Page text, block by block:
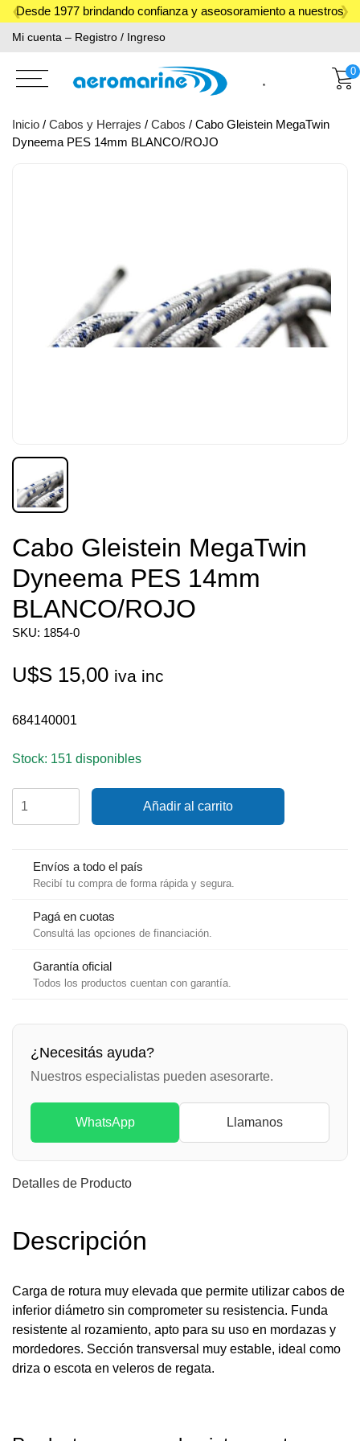
SkipDesde 1977 brindando confianza y aseosoramiento a nuestros
clientes.
Mi cuenta – Registro / Ingreso
0
Inicio / Cabos y Herrajes / Cabos / Cabo Gleistein MegaTwin
Dyneema PES 14mm BLANCO/ROJO
Cabo Gleistein MegaTwin
Dyneema PES 14mm
BLANCO/ROJO
SKU: 1854-0
U$S 15,00 iva inc
684140001
Stock: 151 disponibles
Gleistein
MegaTwin
14mm
cantidad
Añadir al carrito
Envíos a todo el país
Recibí tu compra de forma rápida y segura.
Pagá en cuotas
Consultá las opciones de financiación.
Garantía oficial
Todos los productos cuentan con garantía.
¿Necesitás ayuda?
Nuestros especialistas pueden asesorarte.
WhatsApp Llamanos
Detalles de Producto
Descripción
Carga de rotura muy elevada que permite utilizar cabos de
inferior diámetro sin comprometer su resistencia. Funda
resistente al rozamiento, apto para su uso en mordazas y
mordedores. Sección transversal muy estable, ideal como
driza o escota en veleros de regata.